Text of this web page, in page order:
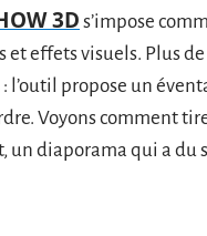
3D s’impose
et effets visuels. Plus
l’outil propose un
Voyons comment
un diaporama qui a du